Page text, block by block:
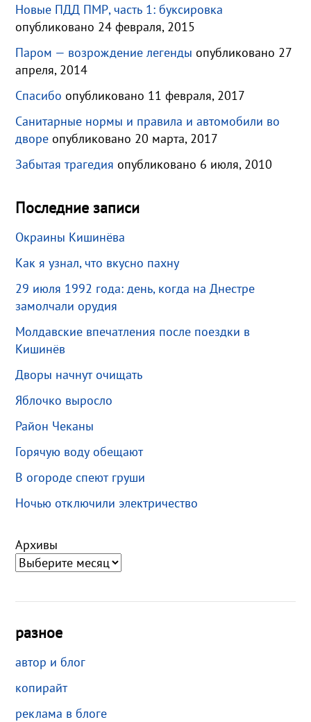
Новые ПДД ПМР, часть 1: буксировка
опубликовано 24 февраля, 2015
Паром — возрождение легенды опубликовано 27
апреля, 2014
Спасибо опубликовано 11 февраля, 2017
Санитарные нормы и правила и автомобили во
дворе опубликовано 20 марта, 2017
Забытая трагедия опубликовано 6 июля, 2010
Последние записи
Окраины Кишинёва
Как я узнал, что вкусно пахну
29 июля 1992 года: день, когда на Днестре
замолчали орудия
Молдавские впечатления после поездки в
Кишинёв
Дворы начнут очищать
Яблочко выросло
Район Чеканы
Горячую воду обещают
В огороде спеют груши
Ночью отключили электричество
Архивы
разное
автор и блог
копирайт
реклама в блоге